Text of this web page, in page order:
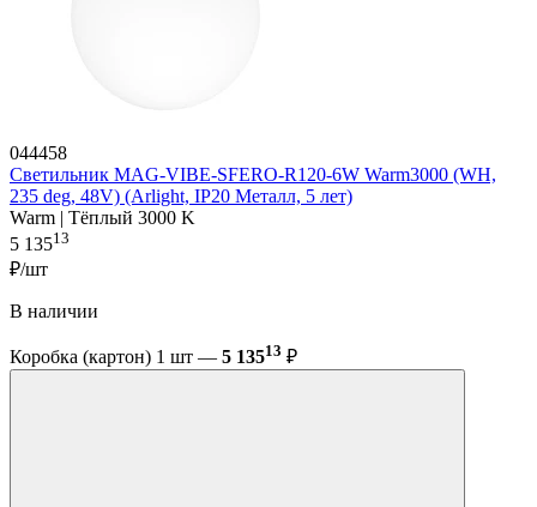
044458
Светильник MAG-VIBE-SFERO-R120-6W Warm3000 (WH,
235 deg, 48V) (Arlight, IP20 Металл, 5 лет)
Warm | Тёплый 3000 K
5 13513
₽/шт
В наличии
Коробка (картон) 1 шт — 5 13513 ₽